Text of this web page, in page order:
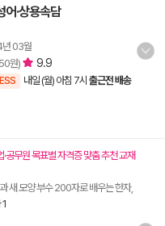
어·상용속담
03월
원) 9.9
내일 (월) 아침 7시 출근전 배송
공무원 목표별 자격증 맞춤 추천 교재
새 모양 부수 200자로 배우는 한자,